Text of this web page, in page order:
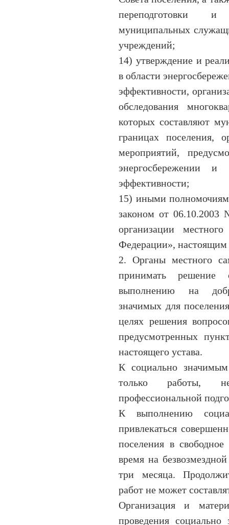
переподготовки
муниципальных
учреждений;
14) утверждение и
в области
эффективности,
обследования
которых составляют
границах поселения,
мероприятий,
энергосбережении и
эффективности;
15) иными
законом от
организации
Федерации», настоящим
2. Органы местного
принимать решение
выполнению на
значимых для
целях решения
предусмотренных
настоящего устава.
К социально
только работы,
профессиональной
К выполнению
привлекаться
поселения в
время на
три месяца.
работ не может
Организация и
проведения социально